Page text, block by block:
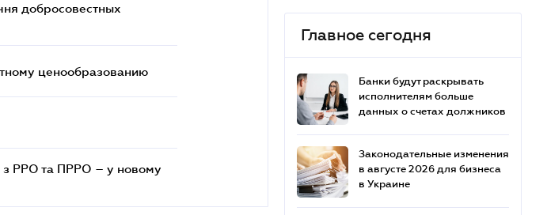
добросовестных
ценообразованию
з РРО та ПРРО – у новому
Главное сегодня
Банки будут раскрывать
исполнителям больше
данных о счетах должников
Законодательные изменения
в августе 2026 для бизнеса
в Украине